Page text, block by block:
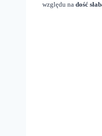
względu na dość